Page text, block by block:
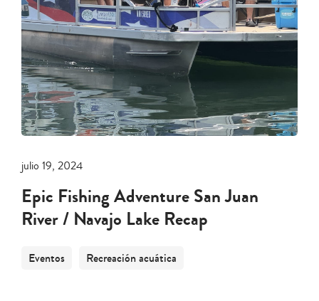
julio 19, 2024
Epic Fishing Adventure San Juan
River / Navajo Lake Recap
Eventos Recreación acuática